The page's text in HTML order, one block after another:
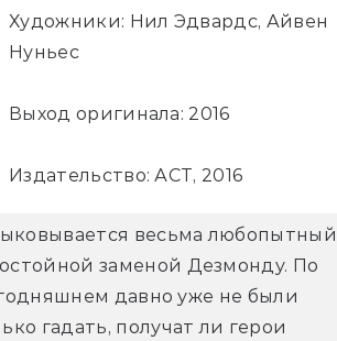
Художники: Нил Эдвардс, Айвен
Нуньес
Выход оригинала: 2016
Издательство: АСТ, 2016
весьма любопытный
заменой Дезмонду. По
давно уже не были
гадать, получат ли герои